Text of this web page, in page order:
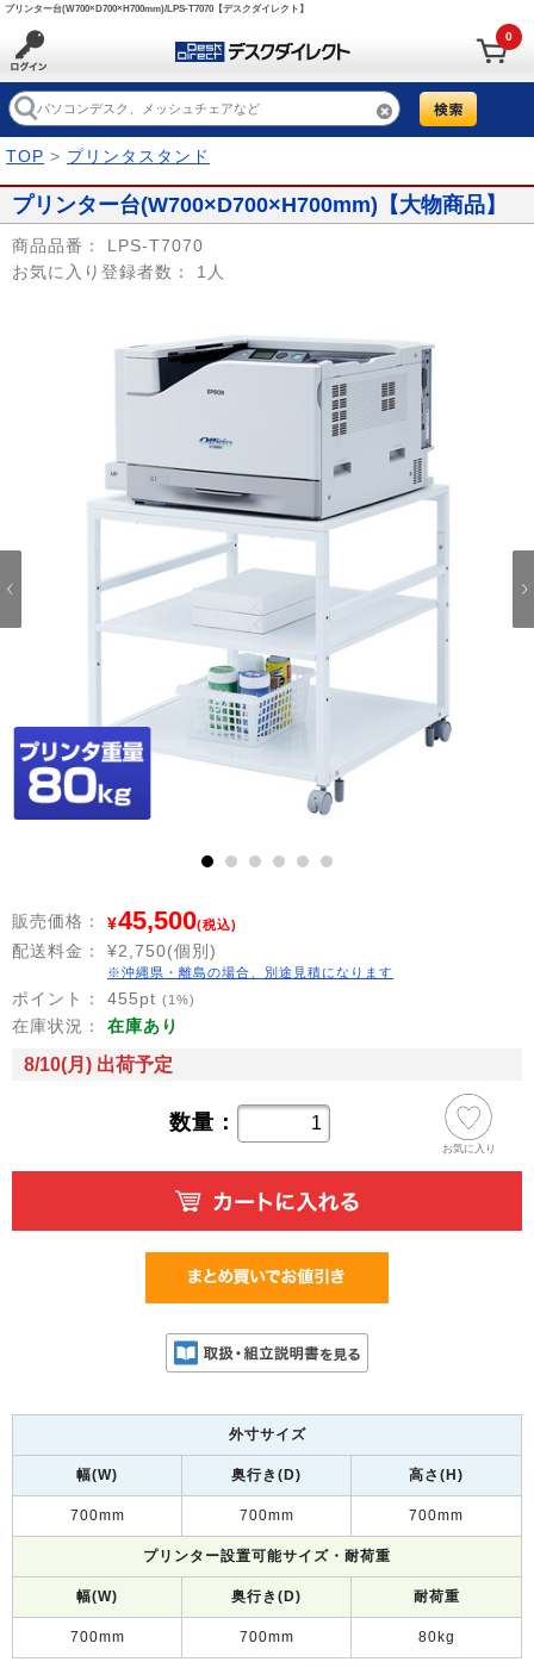
プリンター台(W700×D700×H700mm)/LPS-T7070【デスクダイレクト】
0
TOP > プリンタスタンド
プリンター台(W700×D700×H700mm)【大物商品】
商品品番：
LPS-T7070
お気に入り登録者数：
1人
販売価格： ¥45,500(税込)
配送料金： ¥2,750(個別)
※沖縄県・離島の場合、別途見積になります
ポイント： 455pt (1%)
在庫状況： 在庫あり
8/10(月) 出荷予定
数量：
お気に入り
外寸サイズ
幅(W) 奥行き(D) 高さ(H)
700mm 700mm 700mm
プリンター設置可能サイズ・耐荷重
幅(W) 奥行き(D) 耐荷重
700mm 700mm 80kg